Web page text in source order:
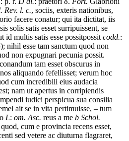
Rev. l. c., sociis, exteris nationibus,
facere conatur; qui ita dictitat, iis
solis satis esset surripuissent, se
id multis satis esse possitpossit codd.:
; nihil esse tam sanctum quod non
non expugnari pecunia possit.
tam esset obscurus in
nos aliquando fefellisset; verum hoc
cum incredibili eius audacia
; nam ut apertus in corripiendis
iudici perspicua sua consilia
ait se in vita pertimuisse, – tum
L: om. Asc. reus a me b Schol.
quod, cum e provincia recens esset,
sed vetere ac diuturna flagraret,